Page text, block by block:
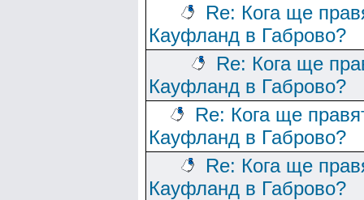
Re: Кога ще
Кауфланд в Габрово?
Re: Кога ще
Кауфланд в Габрово?
Re: Кога ще
Кауфланд в Габрово?
Re: Кога ще
Кауфланд в Габрово?